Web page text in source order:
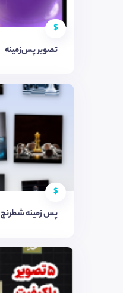
$
تصویر پس‌زمینه
$
پس زمینه شطرنج